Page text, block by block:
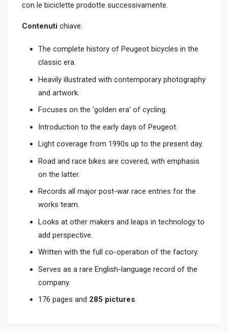
con le biciclette prodotte successivamente.
Contenuti chiave:
The complete history of Peugeot bicycles in the
classic era.
Heavily illustrated with contemporary photography
and artwork.
Focuses on the 'golden era' of cycling.
Introduction to the early days of Peugeot.
Light coverage from 1990s up to the present day.
Road and race bikes are covered, with emphasis
on the latter.
Records all major post-war race entries for the
works team.
Looks at other makers and leaps in technology to
add perspective.
Written with the full co-operation of the factory.
Serves as a rare English-language record of the
company.
176 pages and 285 pictures.